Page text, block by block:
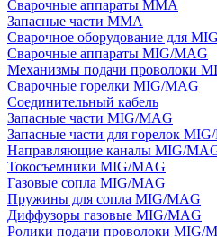
Сварочные аппараты MMA
Запасные части MMA
Сварочное оборудование для
Сварочные аппараты MIG/MAG
Механизмы подачи проволоки
Сварочные горелки MIG/MAG
Соединительный кабель
Запасные части MIG/MAG
Запасные части для горелок
Направляющие каналы MIG/
Токосъемники MIG/MAG
Газовые сопла MIG/MAG
Пружины для сопла MIG/MAG
Диффузоры газовые MIG/MAG
Ролики подачи проволоки MIG/